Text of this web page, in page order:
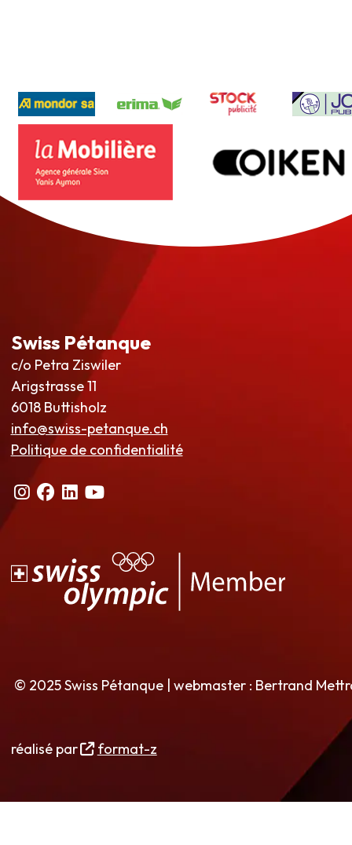
Swiss Pétanque
c/o Petra Ziswiler
Arigstrasse 11
6018 Buttisholz
info@swiss-petanque.ch
Politique de confidentialité
© 2025 Swiss Pétanque | webmaster : Bertrand
réalisé par format-z